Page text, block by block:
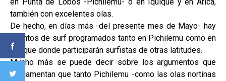
también con excelentes olas.
De hecho, en días más -del presente mes de Mayo- hay
eventos de surf programados tanto en Pichilemu como en
Iquique donde participarán surfistas de otras latitudes.
Mucho más se puede decir sobre los argumentos que
fundamentan que tanto Pichilemu -como las olas nortinas